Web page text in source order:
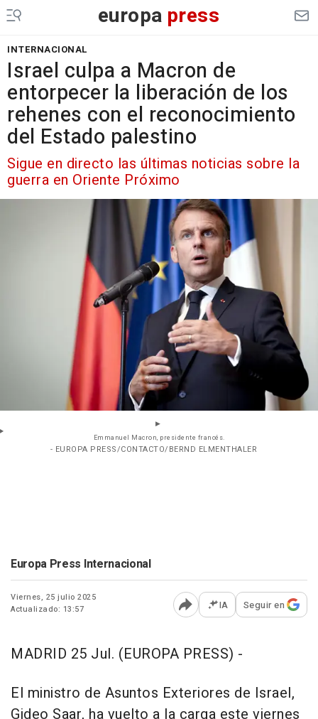
europa press
INTERNACIONAL
Israel culpa a Macron de
entorpecer la liberación de los
rehenes con el reconocimiento
del Estado palestino
Sigue en directo las últimas noticias sobre la
guerra en Oriente Próximo
Emmanuel Macron, presidente francés.
- EUROPA PRESS/CONTACTO/BERND ELMENTHALER
Europa Press Internacional
Viernes, 25 julio 2025
Actualizado: 13:57
Abrir opciones para
IA Seguir en
MADRID 25 Jul. (EUROPA PRESS) -
El ministro de Asuntos Exteriores de Israel,
Gideo Saar, ha vuelto a la carga este viernes